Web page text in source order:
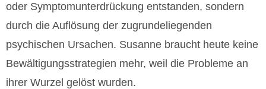
oder Symptomunterdrückung entstanden, sondern
durch die Auflösung der zugrundeliegenden
psychischen Ursachen. Susanne braucht heute keine
Bewältigungsstrategien mehr, weil die Probleme an
ihrer Wurzel gelöst wurden.